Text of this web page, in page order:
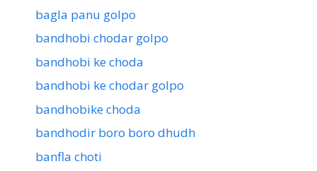
bagla panu golpo
bandhobi chodar golpo
bandhobi ke choda
bandhobi ke chodar golpo
bandhobike choda
bandhodir boro boro dhudh
banfla choti